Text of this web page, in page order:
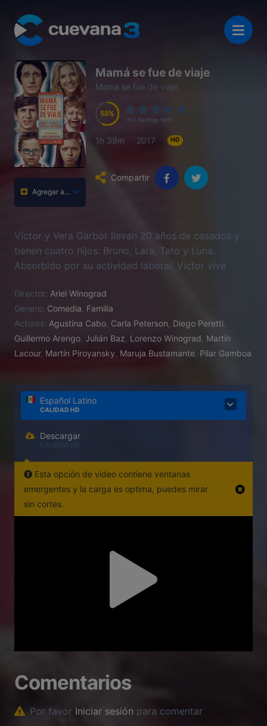
Agregar a...
Mamá se fue de viaje
Mamá se fue de viaje
58
58
58
58
(No Ratings Yet)
1h 39m 2017 HD
Compartir
Víctor y Vera Garbor llevan 20 años de casados y
tienen cuatro hijos: Bruno, Lara, Tato y Luna.
Absorbido por su actividad laboral, Víctor vive
Vera, agobiada por la vida doméstica, decide
tomarse vacaciones de su familia. Y allí comienzan
los problemas.
Director: Ariel Winograd
Genero: Comedia Familia
Actores: Agustina Cabo Carla Peterson Diego Peretti
Guillermo Arengo Julián Baz Lorenzo Winograd Martín
Lacour, Martín Piroyansky Maruja Bustamante Pilar Gamboa
Español Latino
CALIDAD HD
Descargar
Esta opción de video contiene ventanas
emergentes y la carga es optima, puedes mirar
sin cortes.
Comentarios
Por favor Iniciar sesión para comentar